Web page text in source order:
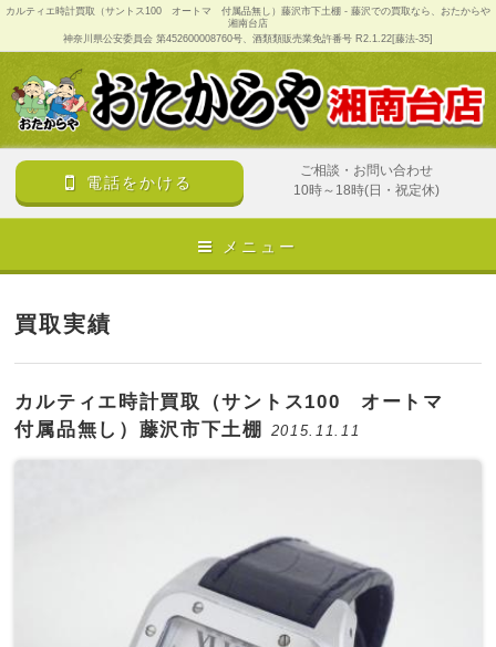
カルティエ時計買取（サントス100 オートマ 付属品無し）藤沢市下土棚 - 藤沢での買取なら、おたからや
湘南台店
神奈川県公安委員会 第452600008760号、酒類類販売業免許番号 R2.1.22[藤法-35]
電話をかける
ご相談・お問い合わせ
10時～18時(日・祝定休)
メニュー
買取実績
カルティエ時計買取（サントス100 オートマ
付属品無し）藤沢市下土棚
2015.11.11